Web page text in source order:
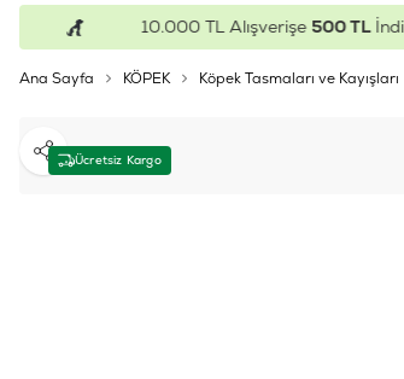
10.000 TL Alışverişe500 TLİndirim
Ana Sayfa KÖPEK Köpek Tasmaları ve Kayışları
Ücretsiz Kargo
Paylaş